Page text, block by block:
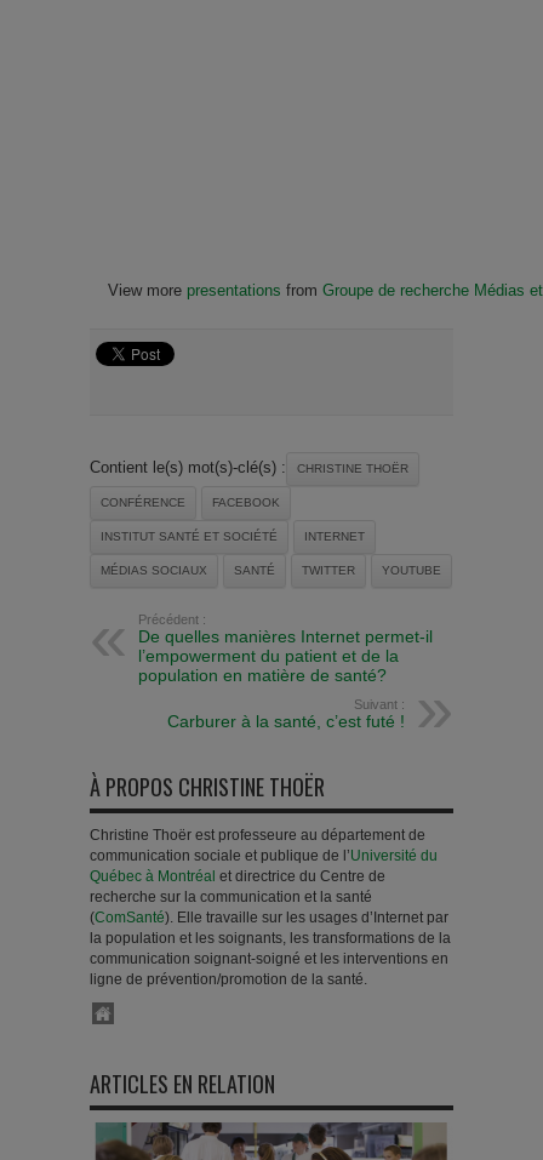
View more presentations from Groupe de recherche Médias
Contient le(s) mot(s)-clé(s) : CHRISTINE THOËR
CONFÉRENCE FACEBOOK
INSTITUT SANTÉ ET SOCIÉTÉ INTERNET
MÉDIAS SOCIAUX SANTÉ TWITTER YOUTUBE
Précédent :
De quelles manières Internet permet-il
l’empowerment du patient et de la
population en matière de santé?
Suivant :
Carburer à la santé, c’est futé !
À PROPOS CHRISTINE THOËR
Christine Thoër est professeure au département de
communication sociale et publique de l’Université du
Québec à Montréal et directrice du Centre de
recherche sur la communication et la santé
(ComSanté). Elle travaille sur les usages d’Internet par
la population et les soignants, les transformations de la
communication soignant-soigné et les interventions en
ligne de prévention/promotion de la santé.
ARTICLES EN RELATION